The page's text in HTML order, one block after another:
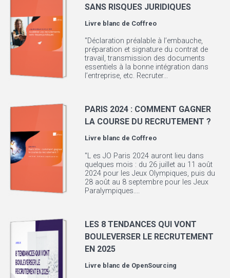
SANS RISQUES JURIDIQUES
Livre blanc de Coffreo
"Déclaration préalable à l’embauche,
préparation et signature du contrat de
travail, transmission des documents
essentiels à la bonne intégration dans
l’entreprise, etc. Recruter...
PARIS 2024 : COMMENT GAGNER
LA COURSE DU RECRUTEMENT ?
Livre blanc de Coffreo
"L es JO Paris 2024 auront lieu dans
quelques mois : du 26 juillet au 11 août
2024 pour les Jeux Olympiques, puis du
28 août au 8 septembre pour les Jeux
Paralympiques....
LES 8 TENDANCES QUI VONT
BOULEVERSER LE RECRUTEMENT
EN 2025
Livre blanc de OpenSourcing